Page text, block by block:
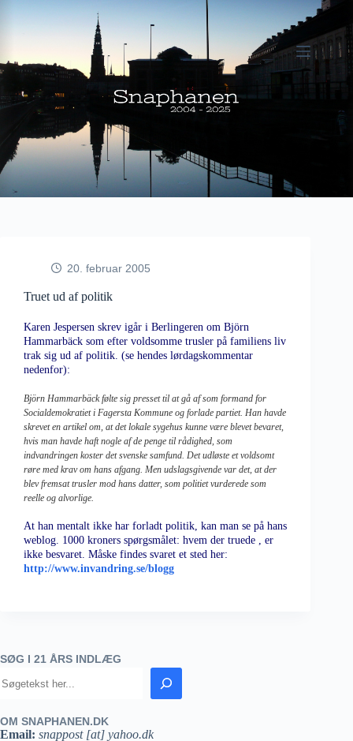
20. februar 2005
Truet ud af politik
Karen Jespersen skrev igår i Berlingeren om Björn
Hammarbäck som efter voldsomme trusler på familiens liv
trak sig ud af politik. (se hendes lørdagskommentar
nedenfor):
Björn Hammarbäck følte sig presset til at gå af som formand for
Socialdemokratiet i Fagersta Kommune og forlade partiet. Han havde
skrevet en artikel om, at det lokale sygehus kunne være blevet bevaret,
hvis man havde haft nogle af de penge til rådighed, som
indvandringen koster det svenske samfund. Det udløste et voldsomt
røre med krav om hans afgang. Men udslagsgivende var det, at der
blev fremsat trusler mod hans datter, som politiet vurderede som
reelle og alvorlige.
At han mentalt ikke har forladt politik, kan man se på hans
weblog. 1000 kroners spørgsmålet: hvem der truede , er
ikke besvaret. Måske findes svaret et sted her:
http://www.invandring.se/blogg
SØG I 21 ÅRS INDLÆG
OM SNAPHANEN.DK
Email: snappost [at] yahoo.dk